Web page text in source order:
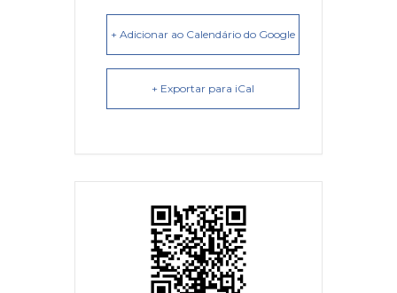
+ Adicionar ao Calendário do Google
+ Exportar para iCal